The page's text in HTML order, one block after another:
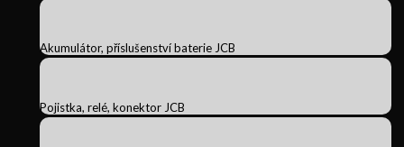
Akumulátor, příslušenství baterie JCB
Pojistka, relé, konektor JCB